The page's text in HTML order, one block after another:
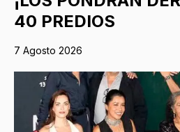
40 PREDIOS
7 Agosto 2026